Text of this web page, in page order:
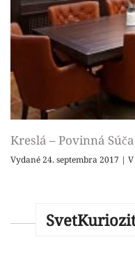
Kreslá – Povinná
Vydané 24. septembra 2017 | V